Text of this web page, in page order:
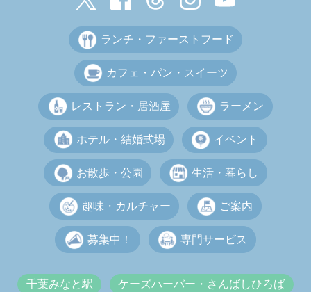
ランチ・ファーストフード
カフェ・パン・スイーツ
レストラン・居酒屋 ラーメン
ホテル・結婚式場 イベント
お散歩・公園 生活・暮らし
趣味・カルチャー ご案内
募集中！ 専門サービス
千葉みなと駅 ケーズハーバー・さんばしひろば